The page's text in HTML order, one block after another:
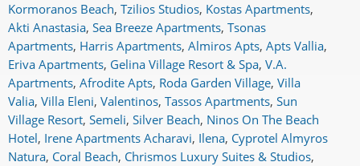
Kormoranos Beach, Tzilios Studios, Kostas Apartments,
Akti Anastasia, Sea Breeze Apartments, Tsonas
Apartments, Harris Apartments, Almiros Apts, Apts Vallia,
Eriva Apartments, Gelina Village Resort & Spa, V.A.
Apartments, Afrodite Apts, Roda Garden Village, Villa
Valia, Villa Eleni, Valentinos, Tassos Apartments, Sun
Village Resort, Semeli, Silver Beach, Ninos On The Beach
Hotel, Irene Apartments Acharavi, Ilena, Cyprotel Almyros
Natura, Coral Beach, Chrismos Luxury Suites & Studios,